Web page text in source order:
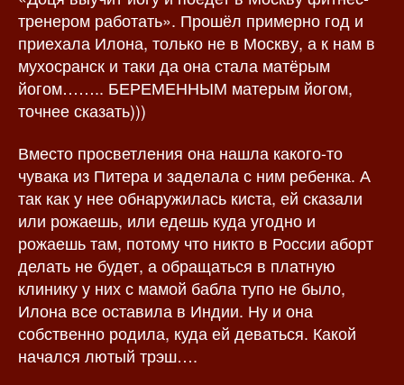
тренером работать». Прошёл примерно год и
приехала Илона, только не в Москву, а к нам в
мухосранск и таки да она стала матёрым
йогом…….. БЕРЕМЕННЫМ матерым йогом,
точнее сказать)))
Вместо просветления она нашла какого-то
чувака из Питера и заделала с ним ребенка. А
так как у нее обнаружилась киста, ей сказали
или рожаешь, или едешь куда угодно и
рожаешь там, потому что никто в России аборт
делать не будет, а обращаться в платную
клинику у них с мамой бабла тупо не было,
Илона все оставила в Индии. Ну и она
собственно родила, куда ей деваться. Какой
начался лютый трэш….